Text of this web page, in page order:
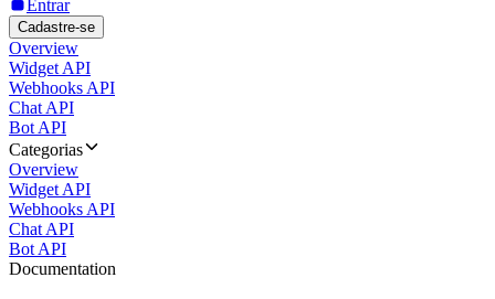
Entrar
Cadastre-se
Overview
Widget API
Webhooks API
Chat API
Bot API
Categorias
Overview
Widget API
Webhooks API
Chat API
Bot API
Documentation